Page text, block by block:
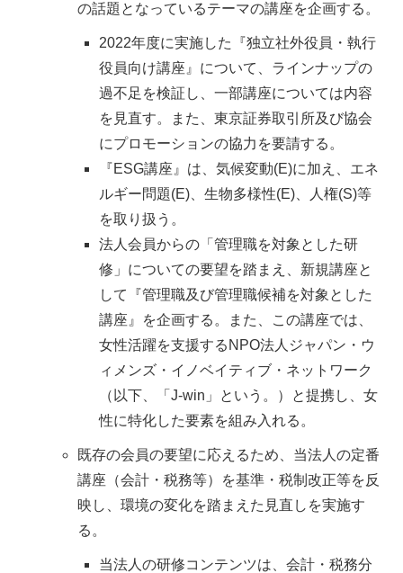
の話題となっているテーマの講座を企画する。
2022年度に実施した『独立社外役員・執行
役員向け講座』について、ラインナップの
過不足を検証し、一部講座については内容
を見直す。また、東京証券取引所及び協会
にプロモーションの協力を要請する。
『ESG講座』は、気候変動(E)に加え、エネ
ルギー問題(E)、生物多様性(E)、人権(S)等
を取り扱う。
法人会員からの「管理職を対象とした研
修」についての要望を踏まえ、新規講座と
して『管理職及び管理職候補を対象とした
講座』を企画する。また、この講座では、
女性活躍を支援するNPO法人ジャパン・ウ
ィメンズ・イノベイティブ・ネットワーク
（以下、「J-win」という。）と提携し、女
性に特化した要素を組み入れる。
既存の会員の要望に応えるため、当法人の定番
講座（会計・税務等）を基準・税制改正等を反
映し、環境の変化を踏まえた見直しを実施す
る。
当法人の研修コンテンツは、会計・税務分